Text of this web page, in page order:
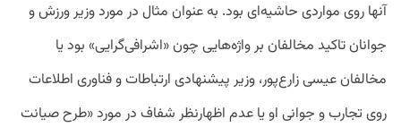
آنها روی مواردی حاشیه‌ای بود. به عنوان مثال در مورد وزیر ورزش و
جوانان تاکید مخالفان بر واژه‌هایی چون «اشرافی‌گرایی» بود یا
مخالفان عیسی زارع‌پور، وزیر پیشنهادی ارتباطات و فناوری اطلاعات
روی تجارب و جوانی او یا عدم اظهارنظر شفاف در مورد «طرح صیانت